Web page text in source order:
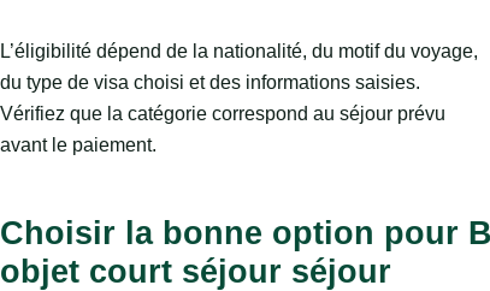
L’éligibilité dépend de la nationalité, du motif du voyage,
du type de visa choisi et des informations saisies.
Vérifiez que la catégorie correspond au séjour prévu
avant le paiement.
Choisir la bonne option pour
objet court séjour séjour